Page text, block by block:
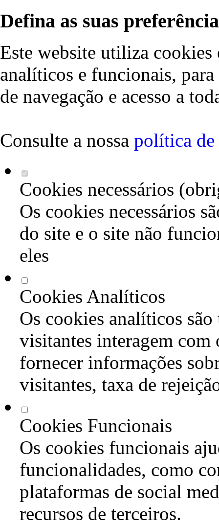
Defina as suas
Este website utiliza cookies
analíticos e funcionais,
de navegação e acesso a
Consulte a nossa política de
Cookies necessários
Os cookies necessários
do site e o site não
eles
Cookies Analíticos
Os cookies analíticos são
visitantes interagem com
fornecer informações
visitantes, taxa de
Cookies Funcionais
Os cookies funcionais
funcionalidades, como
plataformas de social
recursos de terceiros.